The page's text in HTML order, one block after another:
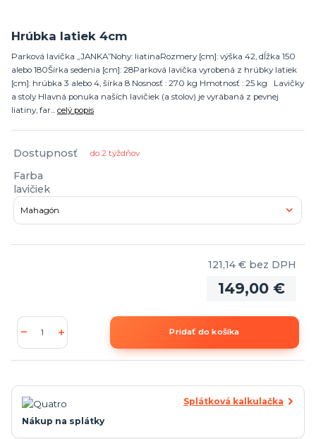
Hrúbka latiek 4cm
Parková lavička „JANKA”Nohy: liatinaRozmery [cm]: výška 42, dĺžka 150
alebo 180Šírka sedenia [cm]: 28Parková lavička vyrobená z hrúbky latiek
[cm]: hrúbka 3 alebo 4, šírka 8 Nosnosť : 270 kg Hmotnosť : 25 kg Lavičky
a stoly Hlavná ponuka naších lavičiek (a stolov) je vyrábaná z pevnej
liatiny, far... celý popis
Dostupnosť do 2 týždňov
Farba
lavičiek
149,00 €
121,14 € bez DPH
Pridať do košíka
Splátková kalkulačka
Nákup na splátky